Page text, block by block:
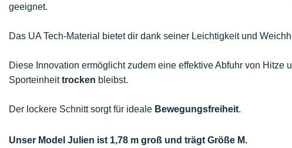
geeignet.
Das UA Tech-Material bietet dir dank seiner Leichtigkeit und
Diese Innovation ermöglicht zudem eine effektive Abfuhr von
Sporteinheittrocken bleibst.
Der lockere Schnitt sorgt für ideale Bewegungsfreiheit.
Unser Model Julien ist 1,78 m groß und trägt Größe M.